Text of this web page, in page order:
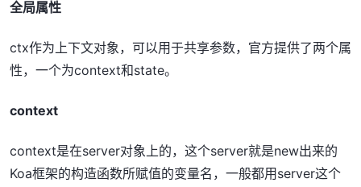
全局属性
ctx作为上下文对象，可以用于共享参数，官方提供了两个属
性，一个为context和state。
context
context是在server对象上的，这个server就是new出来的
Koa框架的构造函数所赋值的变量名，一般都用server这个